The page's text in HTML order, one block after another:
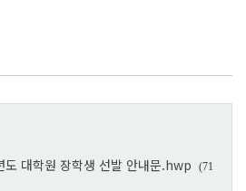
도 대학원 장학생 선발 안내문.hwp
(71